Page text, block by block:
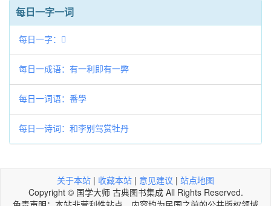
每日一字一词
每日一字：𢧩
每日一成语：有一利即有一弊
每日一词语：番學
每日一诗词：和李别驾赏牡丹
关于本站 | 收藏本站 | 意见建议 | 站点地图
Copyright © 国学大师 古典图书集成 All Rights Reserved.